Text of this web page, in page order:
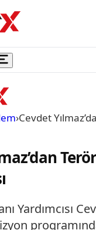
›Cevdet
Yardımcısı